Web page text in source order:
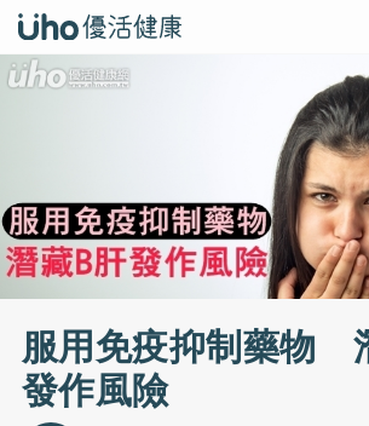
服用免疫抑制藥物
發作風險